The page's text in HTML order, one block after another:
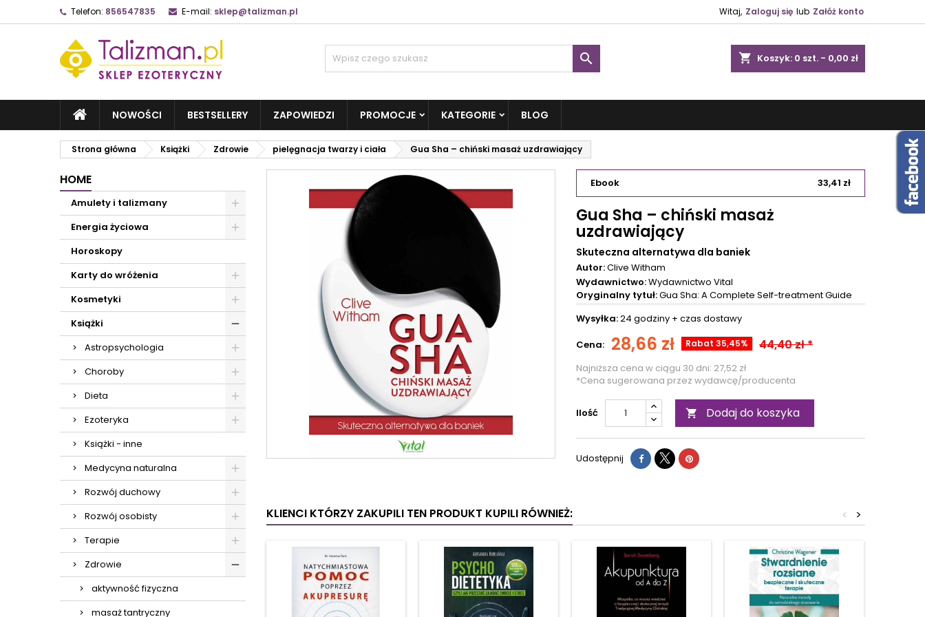
Telefon: 856547835 E-mail: sklep@talizman.pl Witaj, Zaloguj się lub Załóż konto
shopping_cart Koszyk: 0 szt. - 0,00 zł

NOWOŚCI BESTSELLERY ZAPOWIEDZI PROMOCJE KATEGORIE BLOG
Strona główna Książki Zdrowie pielęgnacja twarzy i ciała Gua Sha – chiński masaż uzdrawiający
HOME
Amulety i talizmany
Energia życiowa
Horoskopy
Karty do wróżenia
Kosmetyki
Książki
Astropsychologia
Choroby
Dieta
Ezoteryka
Książki - inne
Medycyna naturalna
Rozwój duchowy
Rozwój osobisty
Terapie
Zdrowie
aktywność fizyczna
masaż tantryczny
Ebook 33,41 zł
Gua Sha – chiński masaż
uzdrawiający
Skuteczna alternatywa dla baniek
Autor:Clive Witham
Wydawnictwo:Wydawnictwo Vital
Oryginalny tytuł:Gua Sha: A Complete Self-treatment Guide
Wysyłka:24 godziny + czas dostawy
Cena: 28,66 zł Rabat 35,45% 44,40 zł *
Najniższa cena w ciągu 30 dni: 27,52 zł
*Cena sugerowana przez wydawcę/producenta
Ilość  Dodaj do koszyka
Udostępnij
KLIENCI KTÓRZY ZAKUPILI TEN PRODUKT KUPILI RÓWNIEŻ: >
<